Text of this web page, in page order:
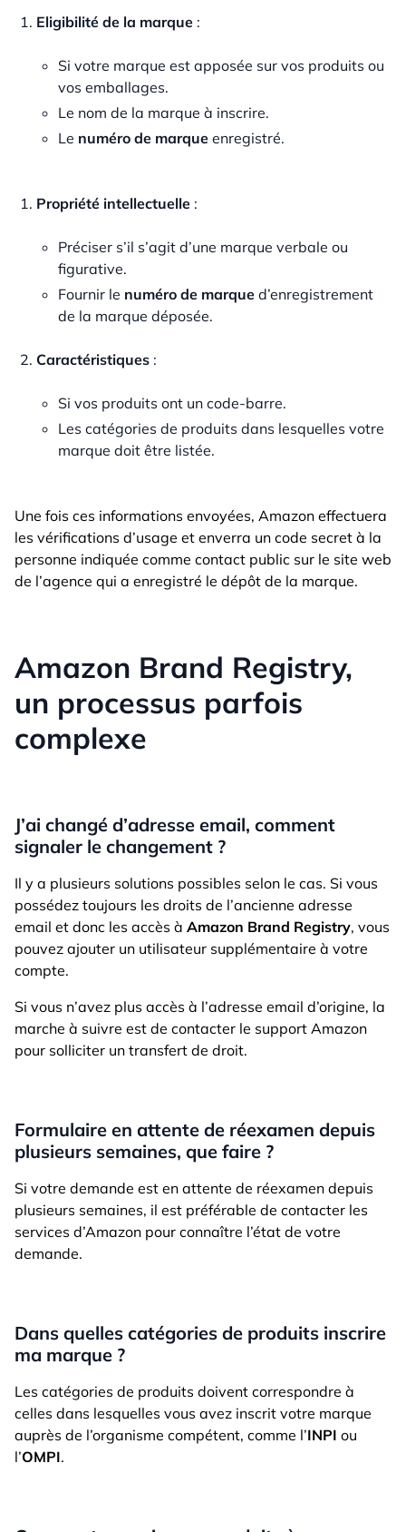
Eligibilité de la marque :
Si votre marque est apposée sur vos produits ou
vos emballages.
Le nom de la marque à inscrire.
Le numéro de marque enregistré.
Propriété intellectuelle :
Préciser s’il s’agit d’une marque verbale ou
figurative.
Fournir le numéro de marque d’enregistrement
de la marque déposée.
Caractéristiques :
Si vos produits ont un code-barre.
Les catégories de produits dans lesquelles votre
marque doit être listée.
Une fois ces informations envoyées, Amazon effectuera
les vérifications d’usage et enverra un code secret à la
personne indiquée comme contact public sur le site web
de l’agence qui a enregistré le dépôt de la marque.
Amazon Brand Registry,
un processus parfois
complexe
J’ai changé d’adresse email, comment
signaler le changement ?
Il y a plusieurs solutions possibles selon le cas. Si vous
possédez toujours les droits de l’ancienne adresse
email et donc les accès à Amazon Brand Registry, vous
pouvez ajouter un utilisateur supplémentaire à votre
compte.
Si vous n’avez plus accès à l’adresse email d’origine, la
marche à suivre est de contacter le support Amazon
pour solliciter un transfert de droit.
Formulaire en attente de réexamen depuis
plusieurs semaines, que faire ?
Si votre demande est en attente de réexamen depuis
plusieurs semaines, il est préférable de contacter les
services d’Amazon pour connaître l’état de votre
demande.
Dans quelles catégories de produits inscrire
ma marque ?
Les catégories de produits doivent correspondre à
celles dans lesquelles vous avez inscrit votre marque
auprès de l’organisme compétent, comme l’INPI ou
l’OMPI.